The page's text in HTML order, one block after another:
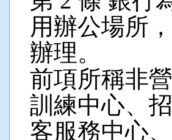
用辦公場所
辦理。
前項所稱非
訓練中心、
客服務中心